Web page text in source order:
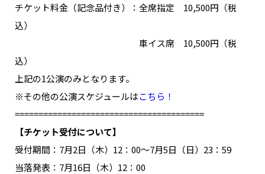
チケット料金（記念品付き）：全席指定 10,500円（税
込）
車イス席 10,500円（税
込）
上記の1公演のみとなります。
※その他の公演スケジュールはこちら！
========================================
【チケット受付について】
受付期間：7月2日（木）12：00～7月5日（日）23：59
当落発表：7月16日（木）12：00